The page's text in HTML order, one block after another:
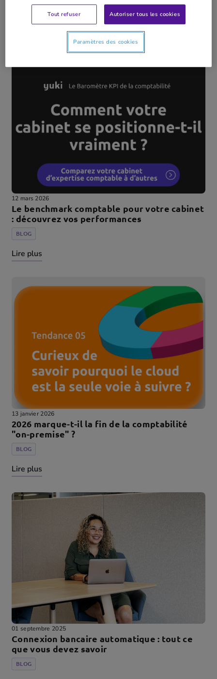
Plus de resources de Bart
Schockaerts
12 mars 2026
Le benchmark comptable pour votre cabinet
: découvrez vos performances
BLOG
Lire plus
13 janvier 2026
2026 marque-t-il la fin de la comptabilité
"on-premise" ?
BLOG
Lire plus
01 septembre 2025
Connexion bancaire automatique : tout ce
que vous devez savoir
BLOG
Tout refuser Autoriser tous les cookies
Paramètres des cookies